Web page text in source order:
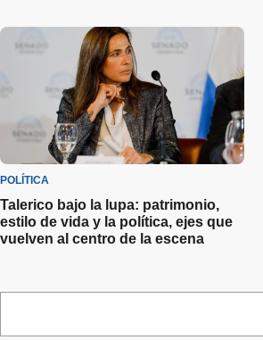
Tres Arroyos
POLÍTICA
Talerico bajo la lupa: patrimonio,
estilo de vida y la política, ejes que
vuelven al centro de la escena